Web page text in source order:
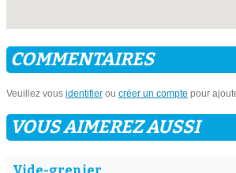
COMMENTAIRES
Veuillez vous identifier ou créer un compte pour
VOUS AIMEREZ AUSSI
Vide-grenier